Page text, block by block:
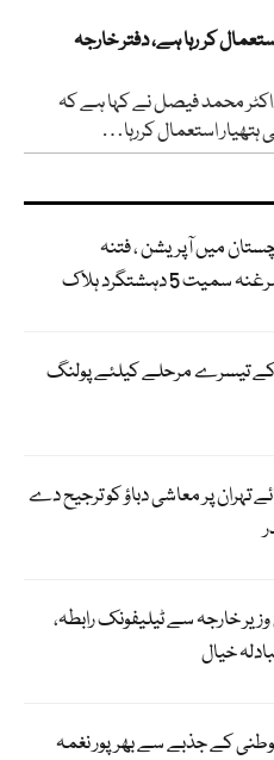
کر رہا ہے، دفتر خارجہ
محمد فیصل نے کہا ہے کہ
استعمال کررہا…
میں آپریشن ، فتنہ
5 دہشتگرد ہلاک
کے تیسرے مرحلے کیلئے پولنگ
تہران پر معاشی دباؤ کو ترجیح دے
وزیر خارجہ سے ٹیلیفونک رابطہ،
خیال
کے جذبے سے بھرپور نغمہ